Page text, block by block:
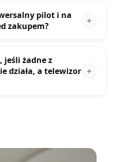
pilot i na
zakupem?
jeśli żadne z
działa, a telewizor